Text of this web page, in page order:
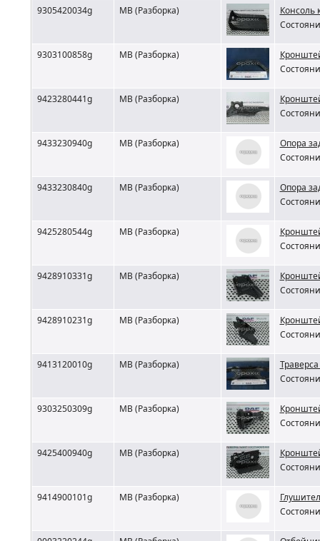
9305420034g MB (Разборка)
Консоль
9303100858g MB (Разборка)
9423280441g MB (Разборка)
9433230940g MB (Разборка)
Опора
9433230840g MB (Разборка)
Опора
9425280544g MB (Разборка)
9428910331g MB (Разборка)
9428910231g MB (Разборка)
9413120010g MB (Разборка)
9303250309g MB (Разборка)
9425400940g MB (Разборка)
9414900101g MB (Разборка)